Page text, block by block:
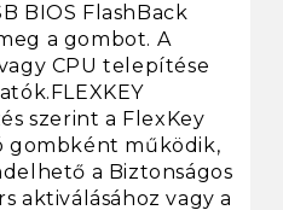
BIOS FlashBack
a gombot. A
CPU telepítése
szerint a FlexKey
gombként működik,
a Biztonságos
aktiválásához vagy a